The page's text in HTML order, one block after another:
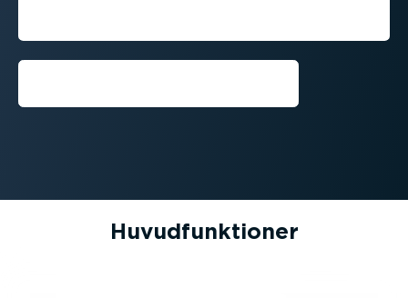
Huvud­funk­tioner